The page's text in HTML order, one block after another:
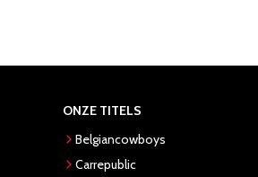
ONZE TITELS
Belgiancowboys
Carrepublic